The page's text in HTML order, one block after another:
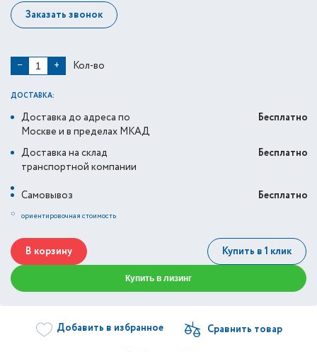
Заказать звонок
− + Кол-во
ДОСТАВКА:
Доставка до адреса по
Москве и в пределах МКАД
Бесплатно
Доставка на склад
транспортной компании
Бесплатно
Самовывоз
Бесплатно
* ориентировочная стоимость
В корзину Купить в 1 клик
Купить в лизинг
Добавить в избранное